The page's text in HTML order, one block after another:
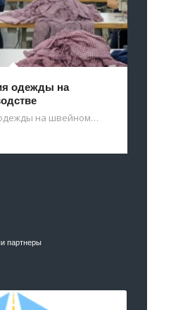
одежды на
на швейном…
партнеры